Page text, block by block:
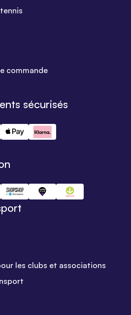
commande
sécurisés
les clubs et associations